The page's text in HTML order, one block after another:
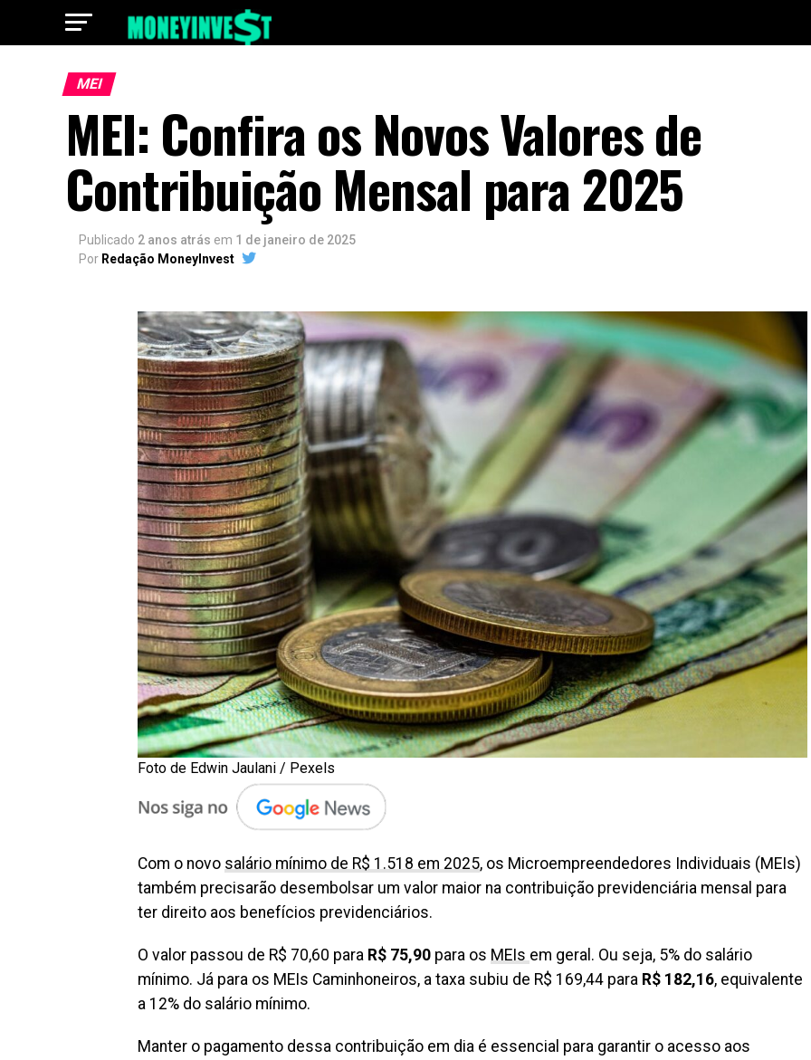
MEI
MEI: Confira os Novos Valores de
Contribuição Mensal para 2025
Publicado 2 anos atrás em 1 de janeiro de 2025
Por Redação MoneyInvest
Foto de Edwin Jaulani / Pexels
Com o novo salário mínimo de R$ 1.518 em 2025, os Microempreendedores Individuais (MEIs)
também precisarão desembolsar um valor maior na contribuição previdenciária mensal para
ter direito aos benefícios previdenciários.
O valor passou de R$ 70,60 para R$ 75,90 para os MEIs em geral. Ou seja, 5% do salário
mínimo. Já para os MEIs Caminhoneiros, a taxa subiu de R$ 169,44 para R$ 182,16, equivalente
a 12% do salário mínimo.
Manter o pagamento dessa contribuição em dia é essencial para garantir o acesso aos